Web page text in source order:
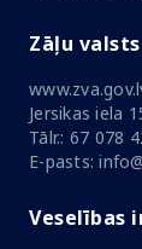
Zāļu
Jersikas iela
Tālr.: 67 078
E-pasts:
Veselības